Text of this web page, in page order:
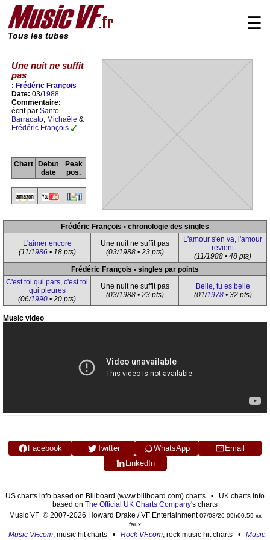
Tous les tubes
☰
Une nuit ne suffit
pas
: Frédéric François
Date: 03/1988
Commentaire:
écrit par Santo
Barracato, Michaële &
Frédéric François
Chart
Debut
date
Peak
pos.
Frédéric François • chronologie des singles
L'aimer encore
(11/1986• 18 pts)
Une nuit ne suffit pas
(03/1988 • 23 pts)
L'amour s'en va, l'amour
revient
(11/1988 • 48 pts)
Frédéric François • singles par points
C'est toi qui pars, c'est toi
qui pleures
(06/1990 • 20 pts)
Une nuit ne suffit pas
(03/1988 • 23 pts)
Belle, tu es belle
(01/1978• 32 pts)
Music video
Facebook Twitter WhatsApp
Email
LinkedIn
US charts info based on Billboard (www.billboard.com) charts • UK charts info
based on The Official UK Charts Company's charts
Music VF © 2007-2026 Howard Drake / VF Entertainment07/08/26 09h00:59 xx
faux
Music VF.com, music hit charts • Rock VF.com, rock music hit charts • Music